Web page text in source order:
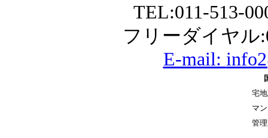
TEL:011-513-
フリーダイヤル
E-mail:
宅
マ
管